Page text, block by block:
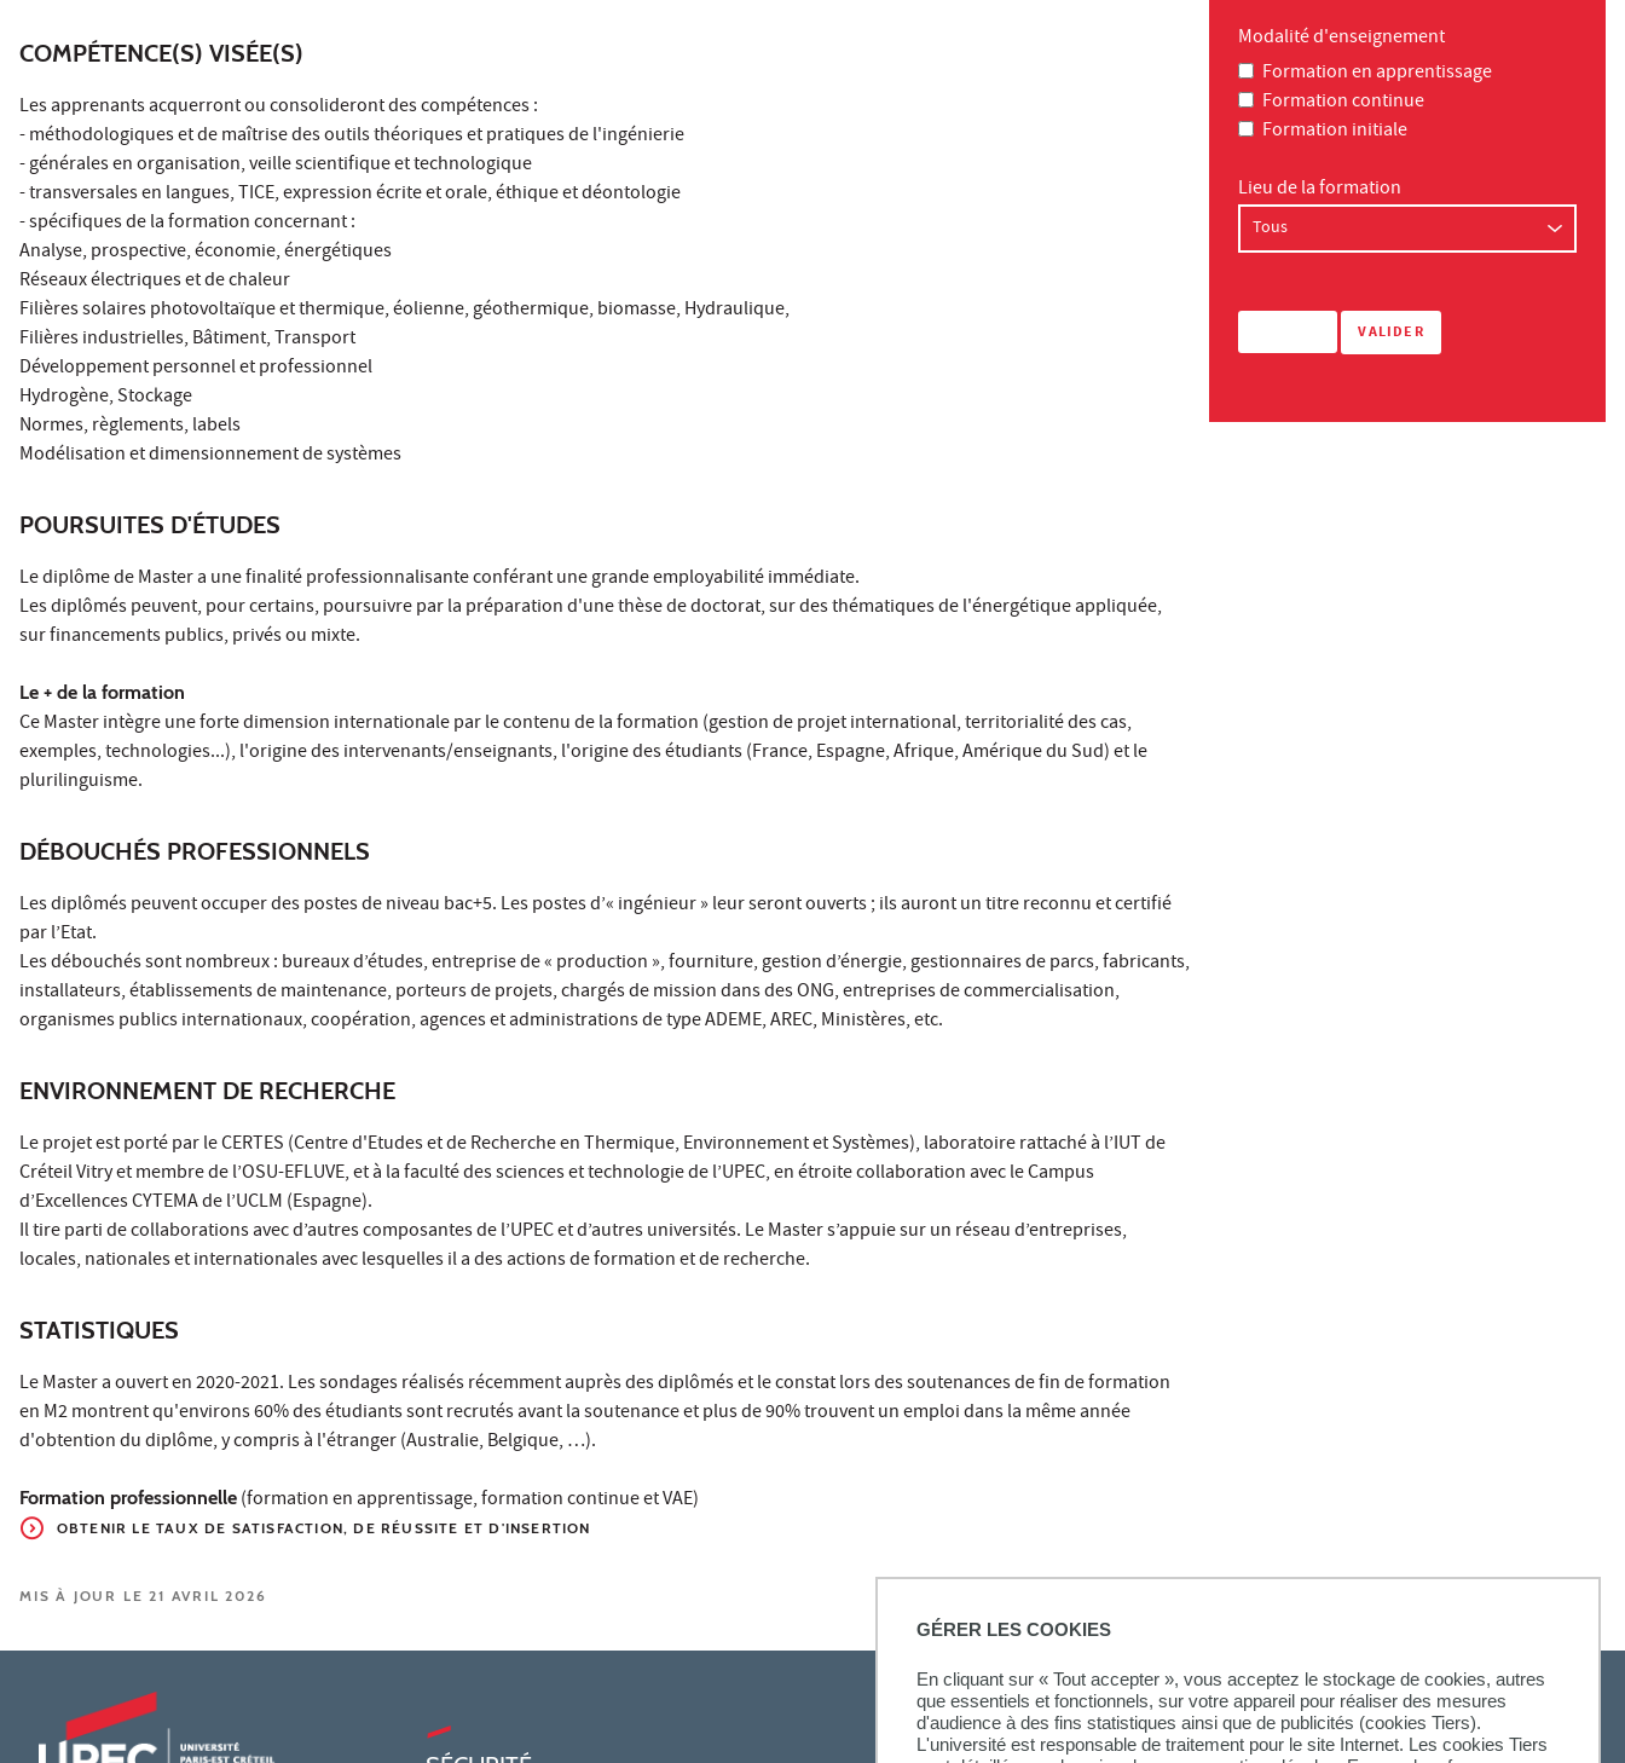
GÉRER LES COOKIES
En cliquant sur « Tout accepter », vous acceptez le stockage de cookies, autres
que essentiels et fonctionnels, sur votre appareil pour réaliser des mesures
d'audience à des fins statistiques ainsi que de publicités (cookies Tiers).
L'université est responsable de traitement pour le site Internet. Les cookies Tiers
COMPÉTENCE(S) VISÉE(S)
Les apprenants acquerront ou consolideront des compétences :
- méthodologiques et de maîtrise des outils théoriques et pratiques de l'ingénierie
- générales en organisation, veille scientifique et technologique
- transversales en langues, TICE, expression écrite et orale, éthique et déontologie
- spécifiques de la formation concernant :
Analyse, prospective, économie, énergétiques
Réseaux électriques et de chaleur
Filières solaires photovoltaïque et thermique, éolienne, géothermique, biomasse, Hydraulique,
Filières industrielles, Bâtiment, Transport
Développement personnel et professionnel
Hydrogène, Stockage
Normes, règlements, labels
Modélisation et dimensionnement de systèmes
POURSUITES D'ÉTUDES
Le diplôme de Master a une finalité professionnalisante conférant une grande employabilité immédiate.
Les diplômés peuvent, pour certains, poursuivre par la préparation d'une thèse de doctorat, sur des thématiques de l'énergétique appliquée,
sur financements publics, privés ou mixte.
Le + de la formation
Ce Master intègre une forte dimension internationale par le contenu de la formation (gestion de projet international, territorialité des cas,
exemples, technologies...), l'origine des intervenants/enseignants, l'origine des étudiants (France, Espagne, Afrique, Amérique du Sud) et le
plurilinguisme.
DÉBOUCHÉS PROFESSIONNELS
Les diplômés peuvent occuper des postes de niveau bac+5. Les postes d’« ingénieur » leur seront ouverts ; ils auront un titre reconnu et certifié
par l’Etat.
Les débouchés sont nombreux : bureaux d’études, entreprise de « production », fourniture, gestion d’énergie, gestionnaires de parcs, fabricants,
installateurs, établissements de maintenance, porteurs de projets, chargés de mission dans des ONG, entreprises de commercialisation,
organismes publics internationaux, coopération, agences et administrations de type ADEME, AREC, Ministères, etc.
ENVIRONNEMENT DE RECHERCHE
Le projet est porté par le CERTES (Centre d'Etudes et de Recherche en Thermique, Environnement et Systèmes), laboratoire rattaché à l’IUT de
Créteil Vitry et membre de l’OSU-EFLUVE, et à la faculté des sciences et technologie de l’UPEC, en étroite collaboration avec le Campus
d’Excellences CYTEMA de l’UCLM (Espagne).
Il tire parti de collaborations avec d’autres composantes de l’UPEC et d’autres universités. Le Master s’appuie sur un réseau d’entreprises,
locales, nationales et internationales avec lesquelles il a des actions de formation et de recherche.
STATISTIQUES
Le Master a ouvert en 2020-2021. Les sondages réalisés récemment auprès des diplômés et le constat lors des soutenances de fin de formation
en M2 montrent qu'environs 60% des étudiants sont recrutés avant la soutenance et plus de 90% trouvent un emploi dans la même année
d'obtention du diplôme, y compris à l'étranger (Australie, Belgique, …).
Formation professionnelle (formation en apprentissage, formation continue et VAE)
OBTENIR LE TAUX DE SATISFACTION, DE RÉUSSITE ET D'INSERTION
MIS À JOUR LE 21 AVRIL 2026
Modalité d'enseignement
Formation en apprentissage
Formation continue
Formation initiale
Lieu de la formation